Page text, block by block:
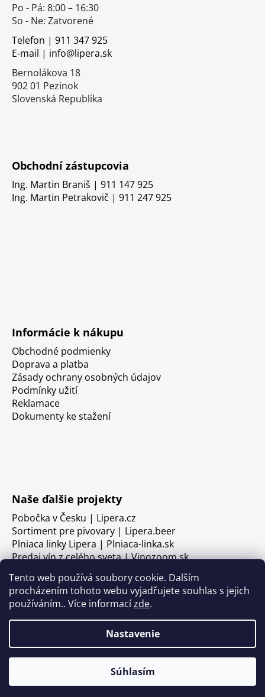
Tento web používá soubory cookie. Dalším
procházením tohoto webu vyjadřujete souhlas s jejich
používáním.. Více informacízde.
Nastavenie
Súhlasím
Po - Pá: 8:00 – 16:30
So - Ne: Zatvorené
Telefon | 911 347 925
E-mail | info@lipera.sk
Bernolákova 18
902 01 Pezinok
Slovenská Republika
Obchodní zástupcovia
Ing. Martin Braniš | 911 147 925
Ing. Martin Petrakovič | 911 247 925
Informácie k nákupu
Obchodné podmienky
Doprava a platba
Zásady ochrany osobných údajov
Podmínky užití
Reklamace
Dokumenty ke stažení
Naše ďalšie projekty
Pobočka v Česku | Lipera.cz
Sortiment pre pivovary | Lipera.beer
Plniaca linky Lipera | Plniaca-linka.sk
Predaj vín z celého sveta | Vinozoom.sk
Vytvoril Shoptet
Copyright 2026LIPERA. Všetky práva vyhradené.